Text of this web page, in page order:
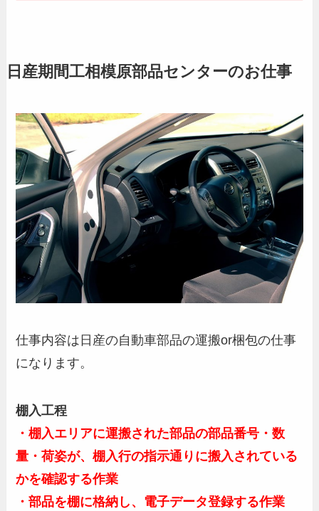
日産期間工相模原部品センターのお仕事
仕事内容は日産の自動車部品の運搬or梱包の仕事
になります。
棚入工程
・棚入エリアに運搬された部品の部品番号・数
量・荷姿が、棚入行の指示通りに搬入されている
かを確認する作業
・部品を棚に格納し、電子データ登録する作業